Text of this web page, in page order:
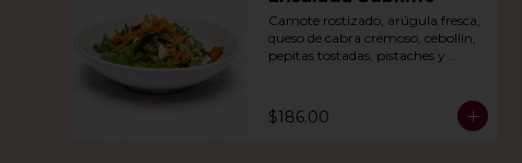
Camote rostizado, arúgula fresca,
queso de cabra cremoso, cebollín,
pepitas tostadas, pistaches y
$186.00